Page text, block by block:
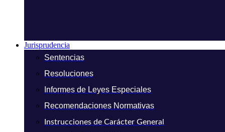
Jurisprudencia
Sentencias
Resoluciones
Informes de Leyes Especiales
Recomendaciones Normativas
Instrucciones de Carácter General